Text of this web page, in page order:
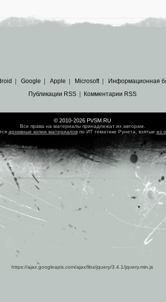
Google Apple Microsoft| Информационная
Публикации RSS| Комментарии RSS
© 2010-2026 PVSM.RU
Все права на материалы принадлежат их авторам.
архивные копии материаловпо ИТ тематике Рунета, взятые из
https://ajax.googleapis.com/ajax/libs/jquery/3.4.1/jquery.min.js